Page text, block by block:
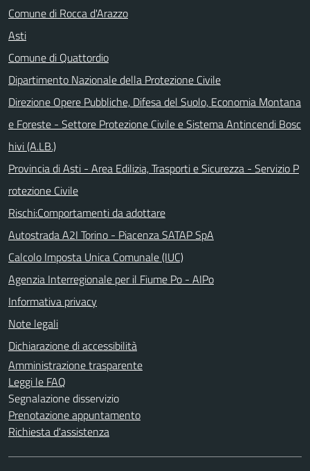
Comune di Rocca d'Arazzo
Asti
Comune di Quattordio
Dipartimento Nazionale della Protezione Civile
Direzione Opere Pubbliche, Difesa del Suolo, Economia Montana
e Foreste - Settore Protezione Civile e Sistema Antincendi Bosc
hivi (A.LB.)
Provincia di Asti - Area Edilizia, Trasporti e Sicurezza - Servizio P
rotezione Civile
Rischi:Comportamenti da adottare
Autostrada A2I Torino - Piacenza SATAP SpA
Calcolo Imposta Unica Comunale (IUC)
Agenzia Interregionale per il Fiume Po - AIPo
Informativa privacy
Note legali
Dichiarazione di accessibilità
Amministrazione trasparente
Leggi le FAQ
Segnalazione disservizio
Prenotazione appuntamento
Richiesta d'assistenza